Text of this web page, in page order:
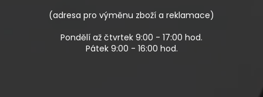
(adresa pro výměnu zboží a reklamace)
Pondělí až čtvrtek 9:00 - 17:00 hod.
Pátek 9:00 - 16:00 hod.